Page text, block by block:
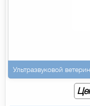
Ультразвуковой